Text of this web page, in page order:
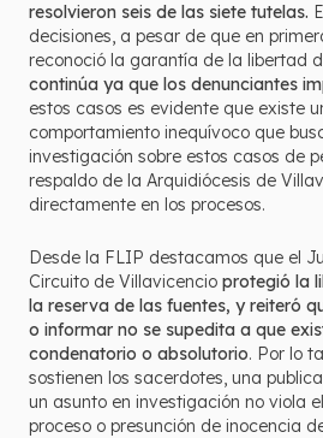
resolvieron seis de las siete tutelas.
decisiones, a pesar de que en
reconoció la garantía de la libertad
continúa ya que los denunciantes
estos casos es evidente que existe
comportamiento inequívoco que
investigación sobre estos casos de
respaldo de la Arquidiócesis de
directamente en los procesos.
Desde la FLIP destacamos que el
Circuito de Villavicencio protegió la
la reserva de las fuentes, y reiteró
o informar no se supedita a que
condenatorio o absolutorio. Por lo
sostienen los sacerdotes, una
un asunto en investigación no viola
proceso o presunción de inocencia